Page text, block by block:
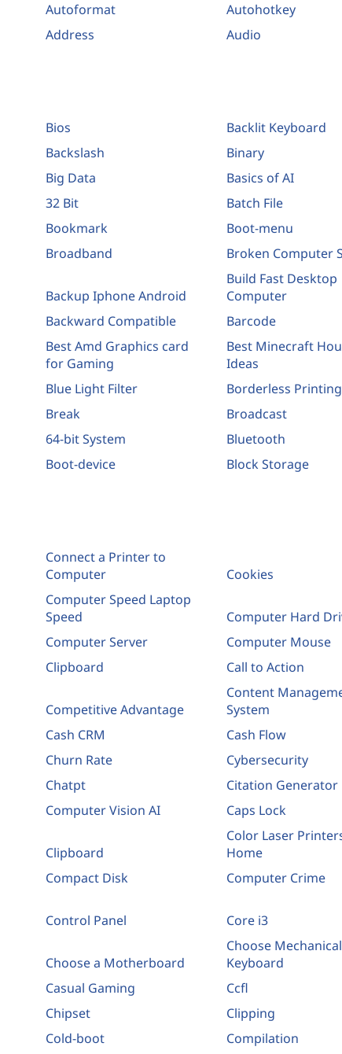
Autoformat
Autohotkey
Address Audio
Bios
Backlit Keyboard
Backslash
Binary
Big Data
Basics of AI
32 Bit
Batch File
Bookmark
Boot-menu
Broadband Broken Computer
Backup Iphone Android
Build Fast Desktop
Computer
Backward Compatible
Barcode
Best Amd Graphics card
for Gaming
Best Minecraft
Ideas
Blue Light Filter
Borderless Printing
Break
Broadcast
64-bit System
Bluetooth
Boot-device Block Storage
Connect a Printer to
Computer
Cookies
Computer Speed Laptop
Speed
Computer Hard
Computer Server
Computer Mouse
Clipboard Call to Action
Competitive Advantage
Content
System
Cash CRM
Cash Flow
Churn Rate
Cybersecurity
Chatpt
Citation Generator
Computer Vision AI Caps Lock
Clipboard
Color Laser
Home
Compact Disk
Computer Crime
Control Panel Core i3
Choose a Motherboard
Choose Mechanical
Keyboard
Casual Gaming
Ccfl
Chipset
Clipping
Cold-boot Compilation